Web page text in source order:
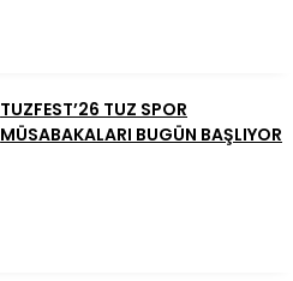
TUZFEST’26 TUZ SPOR
MÜSABAKALARI BUGÜN BAŞLIYOR